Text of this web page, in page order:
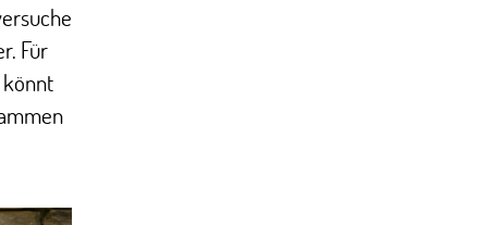
Für
könnt